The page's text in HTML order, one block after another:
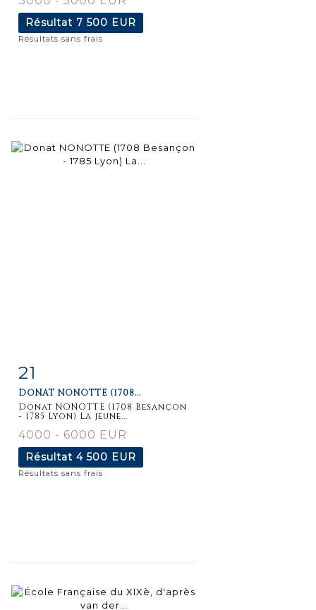
Résultat 7 500 EUR
Résultats sans frais
21
DONAT NONOTTE (1708...
Donat NONOTTE (1708 Besançon
- 1785 Lyon) La jeune...
4000 - 6000 EUR
Résultat 4 500 EUR
Résultats sans frais